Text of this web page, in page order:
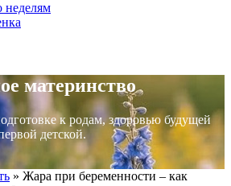
неделям
материнство
к родам, здоровью будущей
детской.
» Жара при беременности – как